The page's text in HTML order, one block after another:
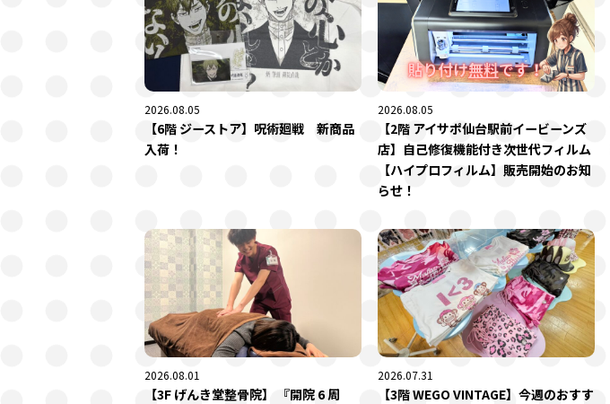
2026.08.05
【6階 ジーストア】呪術廻戦 新商品
入荷！
2026.08.05
【2階 アイサポ仙台駅前イービーンズ
店】自己修復機能付き次世代フィルム
【ハイプロフィルム】販売開始のお知
らせ！
2026.08.01
【3F げんき堂整骨院】 『開院 6 周
2026.07.31
【3階 WEGO VINTAGE】今週のおすす